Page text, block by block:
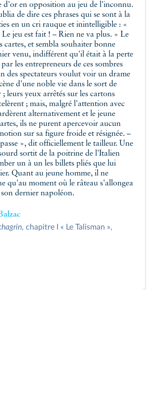
d'or en opposition au jeu de l'inconnu.
de dire ces phrases qui se sont à la
en un cri rauque et inintelligible : «
Le jeu est fait ! – Rien ne va plus. » Le
cartes, et sembla souhaiter bonne
venu, indifférent qu'il était à la perte
les entrepreneurs de ces sombres
des spectateurs voulut voir un drame
d'une noble vie dans le sort de
; leurs yeux arrêtés sur les cartons
; mais, malgré l'attention avec
alternativement et le jeune
ils ne purent apercevoir aucun
sur sa figure froide et résignée. –
», dit officiellement le tailleur. Une
sortit de la poitrine de l'Italien
un à un les billets pliés que lui
Quant au jeune homme, il ne
qu'au moment où le râteau s'allongea
dernier napoléon.
, chapitre I « Le Talisman »,